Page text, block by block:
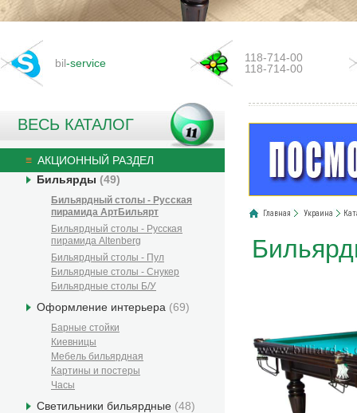
bil-service
118-714-00
118-714-00
ВЕСЬ КАТАЛОГ
АКЦИОННЫЙ РАЗДЕЛ
Бильярды (49)
Бильярдный столы - Русская
пирамида АртБильярт
Бильярдный столы - Русская
пирамида Altenberg
Бильярдный столы - Пул
Бильярдные столы - Снукер
Бильярдные столы Б/У
Оформление интерьера (69)
Барные стойки
Киевницы
Мебель бильярдная
Картины и постеры
Часы
Светильники бильярдные (48)
Главная Украина